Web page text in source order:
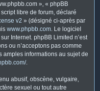
», « phpBB
libre de forum, déclaré
v2 » (désigné ci-après par
www.phpbb.com. Le logiciel
Internet. phpBB Limited n’est
ou n’acceptons pas comme
amples informations au sujet de
.
abusif, obscène, vulgaire,
sexuel ou tout autre